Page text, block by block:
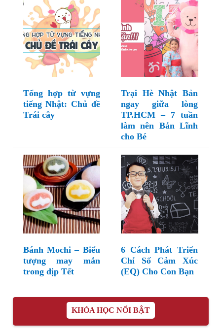
Tổng hợp từ vựng
tiếng Nhật: Chủ đề
Trái cây
Trại Hè Nhật Bản
ngay giữa lòng
TP.HCM – 7 tuần
làm nên Bản Lĩnh
cho Bé
Bánh Mochi – Biểu
tượng may mắn
trong dịp Tết
6 Cách Phát Triển
Chỉ Số Cảm Xúc
(EQ) Cho Con Bạn
KHÓA HỌC NỔI BẬT